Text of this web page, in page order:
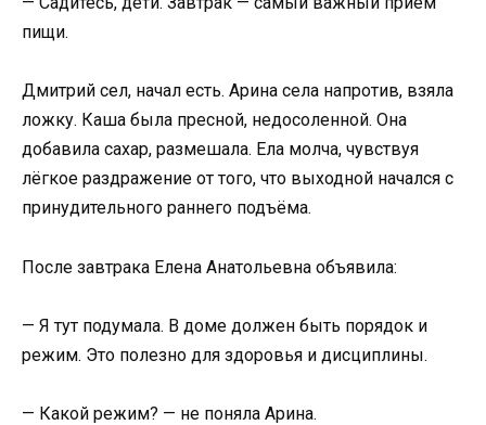
пищи.
Дмитрий сел, начал есть. Арина села напротив, взяла
ложку. Каша была пресной, недосоленной. Она
добавила сахар, размешала. Ела молча, чувствуя
лёгкое раздражение от того, что выходной начался с
принудительного раннего подъёма.
После завтрака Елена Анатольевна объявила:
— Я тут подумала. В доме должен быть порядок и
режим. Это полезно для здоровья и дисциплины.
— Какой режим? — не поняла Арина.